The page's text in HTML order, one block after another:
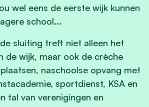
wel eens de eerste wijk kunnen
school...
sluiting treft niet alleen het
de wijk, maar ook de crèche
naschoolse opvang met
sportdienst, KSA en
tal van verenigingen en